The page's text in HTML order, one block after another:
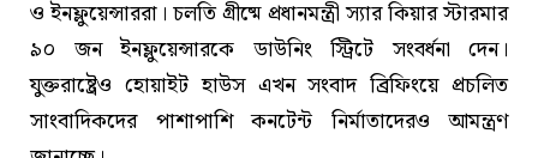
ও ইনফ্লুয়েন্সাররা। চলতি গ্রীষ্মে প্রধানমন্ত্রী স্যার কিয়ার স্টারমার
৯০ জন ইনফ্লুয়েন্সারকে ডাউনিং স্ট্রিটে সংবর্ধনা দেন।
যুক্তরাষ্ট্রেও হোয়াইট হাউস এখন সংবাদ ব্রিফিংয়ে প্রচলিত
সাংবাদিকদের পাশাপাশি কনটেন্ট নির্মাতাদেরও আমন্ত্রণ